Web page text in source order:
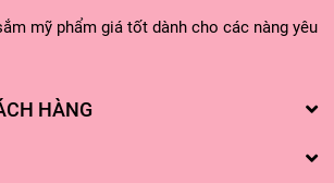
mỹ phẩm giá tốt dành cho các nàng yêu
HÀNG